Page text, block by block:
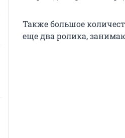
Также большое
еще два ролика,